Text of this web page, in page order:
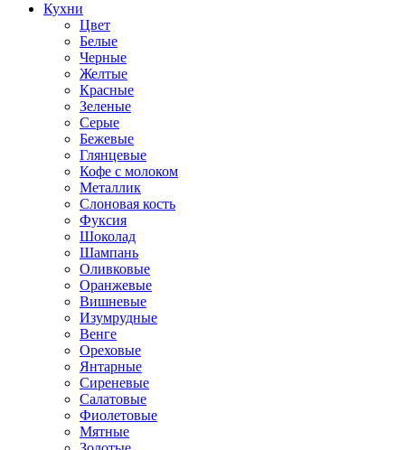
Кухни
Цвет
Белые
Черные
Желтые
Красные
Зеленые
Серые
Бежевые
Глянцевые
Кофе с молоком
Металлик
Слоновая кость
Фуксия
Шоколад
Шампань
Оливковые
Оранжевые
Вишневые
Изумрудные
Венге
Ореховые
Янтарные
Сиреневые
Салатовые
Фиолетовые
Мятные